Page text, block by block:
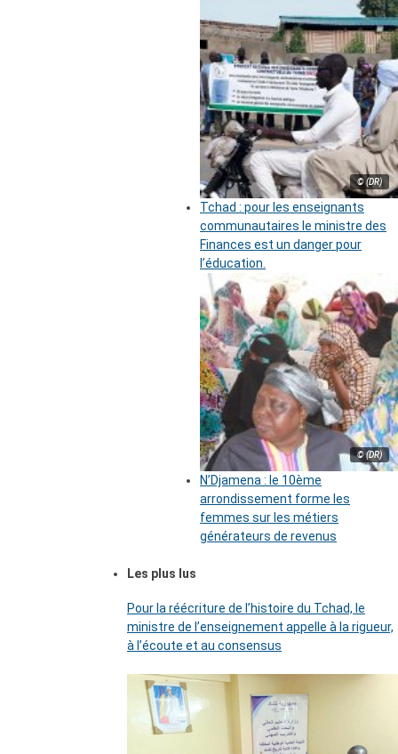
© (DR)
Tchad : pour les enseignants
communautaires le ministre des
Finances est un danger pour
l’éducation.
© (DR)
N’Djamena : le 10ème
arrondissement forme les
femmes sur les métiers
générateurs de revenus
Les plus lus
Pour la réécriture de l’histoire du Tchad, le
ministre de l’enseignement appelle à la rigueur,
à l’écoute et au consensus